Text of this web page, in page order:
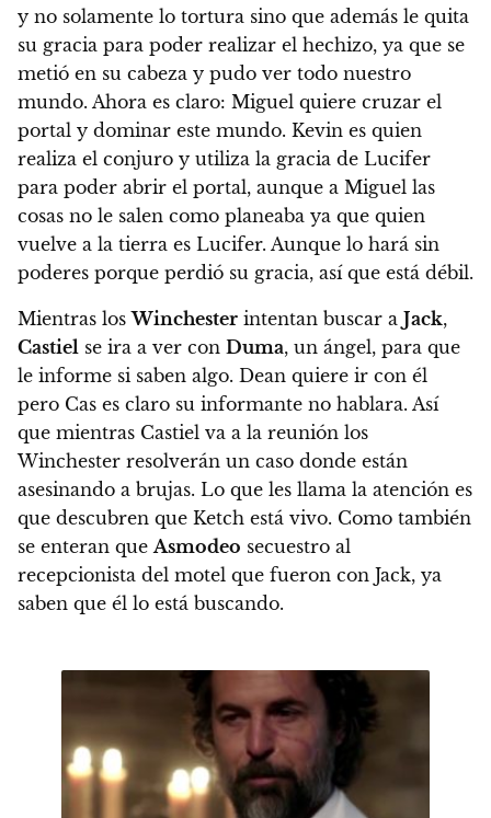
y no solamente lo tortura sino que además le quita
su gracia para poder realizar el hechizo, ya que se
metió en su cabeza y pudo ver todo nuestro
mundo. Ahora es claro: Miguel quiere cruzar el
portal y dominar este mundo. Kevin es quien
realiza el conjuro y utiliza la gracia de Lucifer
para poder abrir el portal, aunque a Miguel las
cosas no le salen como planeaba ya que quien
vuelve a la tierra es Lucifer. Aunque lo hará sin
poderes porque perdió su gracia, así que está débil.
Mientras losWinchester intentan buscar a Jack,
Castiel se ira a ver con Duma, un ángel, para que
le informe si saben algo. Dean quiere ir con él
pero Cas es claro su informante no hablara. Así
que mientras Castiel va a la reunión los
Winchester resolverán un caso donde están
asesinando a brujas. Lo que les llama la atención es
que descubren que Ketch está vivo. Como también
se enteran que Asmodeo secuestro al
recepcionista del motel que fueron con Jack, ya
saben que él lo está buscando.